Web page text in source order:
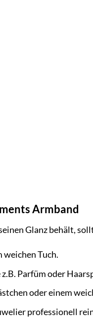
Armband
Glanz behält,
weichen Tuch.
Parfüm oder
oder einem
professionell